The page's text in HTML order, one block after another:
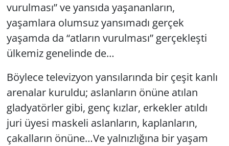
vurulması” ve yansıda yaşananların,
yaşamlara olumsuz yansımadı gerçek
yaşamda da “atların vurulması” gerçekleşti
ülkemiz genelinde de…
Böylece televizyon yansılarında bir çeşit kanlı
arenalar kuruldu; aslanların önüne atılan
gladyatörler gibi, genç kızlar, erkekler atıldı
juri üyesi maskeli aslanların, kaplanların,
çakalların önüne…Ve yalnızlığına bir yaşam